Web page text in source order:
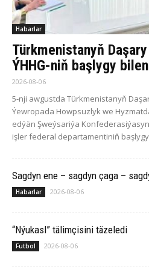
Habarlar
Türkmenistanyň
ÝHHG-niň başlygy
2026-08-06
5-nji awgustda Türkmenistanyň
Ýewropada Howpsuzlyk we
edýän Şweýsariýa
işler federal departamentiniň
Sagdyn ene – sagdyn çaga –
Habarlar 2026-08-06
“Nýukasl” tälimçisini täzeledi
Futbol 2026-08-06